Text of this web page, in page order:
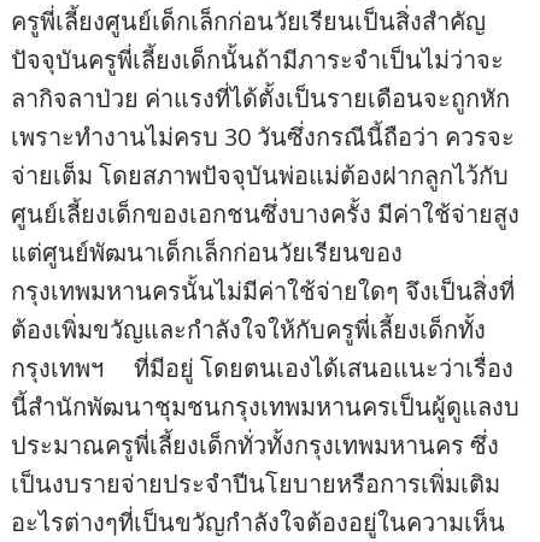
ครูพี่เลี้ยงศูนย์เด็กเล็กก่อนวัยเรียนเป็นสิ่งสำคัญ
ปัจจุบันครูพี่เลี้ยงเด็กนั้นถ้ามีภาระจำเป็นไม่ว่าจะ
ลากิจลาป่วย ค่าแรงที่ได้ตั้งเป็นรายเดือนจะถูกหัก
เพราะทำงานไม่ครบ 30 วันซึ่งกรณีนี้ถือว่า ควรจะ
จ่ายเต็ม โดยสภาพปัจจุบันพ่อแม่ต้องฝากลูกไว้กับ
ศูนย์เลี้ยงเด็กของเอกชนซึ่งบางครั้ง มีค่าใช้จ่ายสูง
แต่ศูนย์พัฒนาเด็กเล็กก่อนวัยเรียนของ
กรุงเทพมหานครนั้นไม่มีค่าใช้จ่ายใดๆ จึงเป็นสิ่งที่
ต้องเพิ่มขวัญและกำลังใจให้กับครูพี่เลี้ยงเด็กทั้ง
กรุงเทพฯ
ที่มีอยู่ โดยตนเองได้เสนอแนะว่าเรื่อง
นี้สำนักพัฒนาชุมชนกรุงเทพมหานครเป็นผู้ดูแลงบ
ประมาณครูพี่เลี้ยงเด็กทั่วทั้งกรุงเทพมหานคร ซึ่ง
เป็นงบรายจ่ายประจำปีนโยบายหรือการเพิ่มเติม
อะไรต่างๆที่เป็นขวัญกำลังใจต้องอยู่ในความเห็น